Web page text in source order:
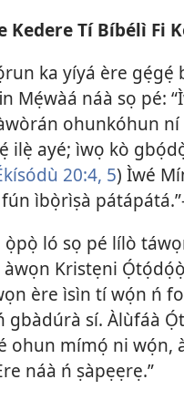
Kedere Tí Bíbélì Fi
ka yíyá ère gẹ́gẹ́
Mẹ́wàá náà sọ pé:
ohunkóhun
ilẹ̀ ayé; ìwọ kò
20:4, 5) Ìwé
fún ìbọ̀rìṣà
ló sọ pé lílò
Kristẹni
ère ìsìn tí wọ́n ń
gbàdúrà sí. Àlùfáà
ohun mímọ́ ni wọ́n,
náà ń ṣàpẹẹrẹ.”